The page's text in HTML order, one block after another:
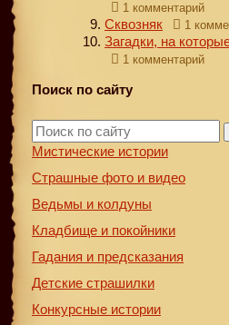
1 комментарий
Сквозняк 1
Загадки, на
1 комментарий
Поиск по сайту
Мистические истории
Страшные фото и видео
Ведьмы и колдуны
Кладбище и покойники
Гадания и предсказания
Детские страшилки
Конкурсные истории